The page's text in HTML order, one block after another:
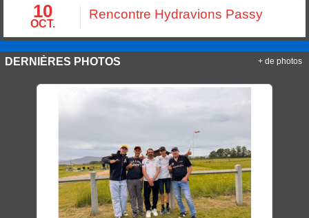
10
OCT.
Rencontre Hydravions Passy
DERNIÈRES PHOTOS + de photos